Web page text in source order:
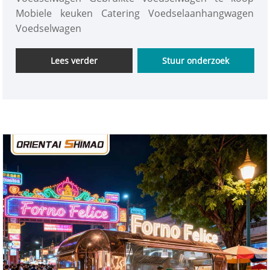
Mobiele keuken Catering Voedselaanhangwagen
Voedselwagen
Lees verder Stuur onderzoek